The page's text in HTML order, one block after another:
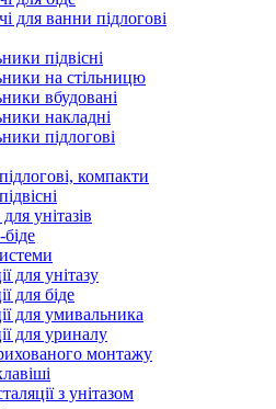
для ванни підлогові
підвісні
на стільницю
вбудовані
накладні
підлогові
компакти
унітазів
для унітазу
для біде
для умивальника
для уриналу
монтажу
з унітазом